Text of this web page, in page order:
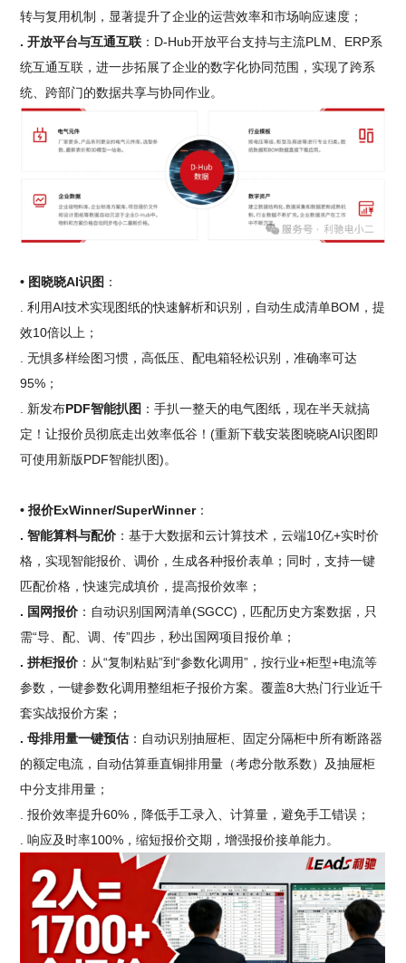
转与复用机制，显著提升了企业的运营效率和市场响应速度；
. 开放平台与互通互联 ：D-Hub开放平台支持与主流PLM、ERP系
统互通互联，进一步拓展了企业的数字化协同范围，实现了跨系
统、跨部门的数据共享与协同作业。
• 图晓晓AI识图 ：
. 利用AI技术实现图纸的快速解析和识别，自动生成清单BOM，提
效10倍以上；
. 无惧多样绘图习惯，高低压、配电箱轻松识别，准确率可达
95%；
. 新发布PDF智能扒图 ：手扒一整天的电气图纸，现在半天就搞
定！让报价员彻底走出效率低谷！(重新下载安装图晓晓AI识图即
可使用新版PDF智能扒图)。
• 报价ExWinner/SuperWinner：
. 智能算料与配价 ：基于大数据和云计算技术，云端10亿+实时价
格，实现智能报价、调价，生成各种报价表单；同时，支持一键
匹配价格，快速完成填价，提高报价效率；
. 国网报价 ：自动识别国网清单(SGCC)，匹配历史方案数据，只
需“导、配、调、传”四步，秒出国网项目报价单；
. 拼柜报价 ：从“复制粘贴”到“参数化调用”，按行业+柜型+电流等
参数，一键参数化调用整组柜子报价方案。覆盖8大热门行业近千
套实战报价方案；
. 母排用量一键预估 ：自动识别抽屉柜、固定分隔柜中所有断路器
的额定电流，自动估算垂直铜排用量（考虑分散系数）及抽屉柜
中分支排用量；
. 报价效率提升60%，降低手工录入、计算量，避免手工错误；
. 响应及时率100%，缩短报价交期，增强报价接单能力。